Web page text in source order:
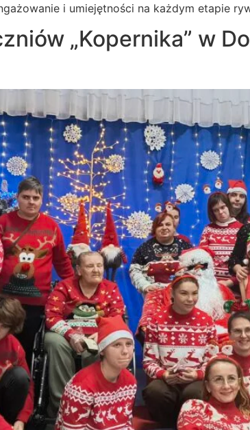
i umiejętności na każdym etapie
„Kopernika” w